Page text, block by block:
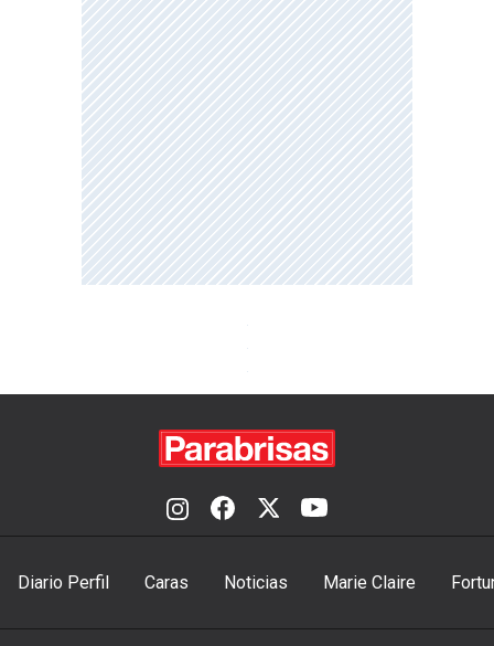
Diario Perfil Caras Noticias Marie Claire